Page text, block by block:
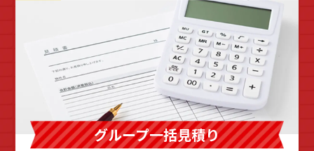
グループ一括見積り